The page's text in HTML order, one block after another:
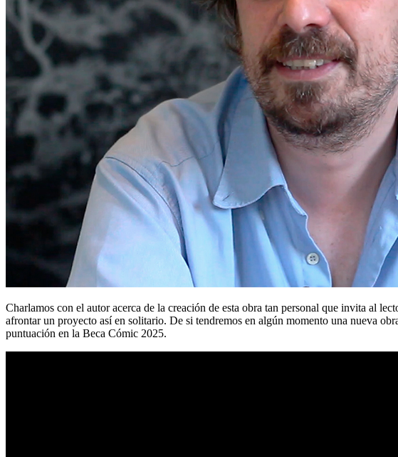
Charlamos con el autor acerca de la creación de esta obra tan personal que invita al
afrontar un proyecto así en solitario. De si tendremos en algún momento una nueva
puntuación en la Beca Cómic 2025.